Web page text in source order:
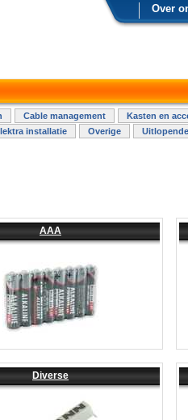
Over
Cable management Kasten en
installatie Overige
AAA
Diverse